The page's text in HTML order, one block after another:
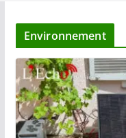
Environnement